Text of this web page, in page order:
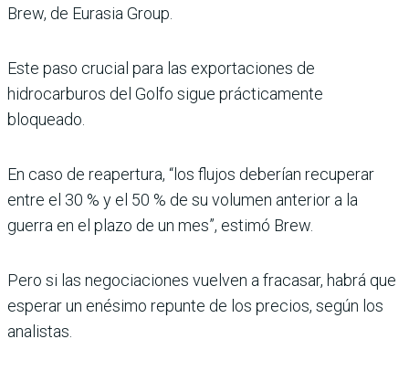
Brew, de Eurasia Group.
Este paso crucial para las exportaciones de
hidrocarburos del Golfo sigue prácticamente
bloqueado.
En caso de reapertura, “los flujos deberían recuperar
entre el 30 % y el 50 % de su volumen anterior a la
guerra en el plazo de un mes”, estimó Brew.
Pero si las negociaciones vuelven a fracasar, habrá que
esperar un enésimo repunte de los precios, según los
analistas.